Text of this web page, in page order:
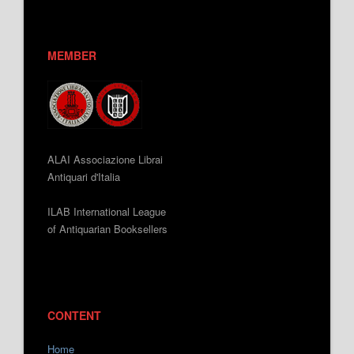
MEMBER
ALAI Associazione Librai
Antiquari d'Italia
ILAB International League
of Antiquarian Booksellers
CONTENT
Home